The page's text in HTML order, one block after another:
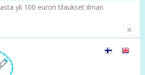
yli 100 euron tilaukset ilman
×